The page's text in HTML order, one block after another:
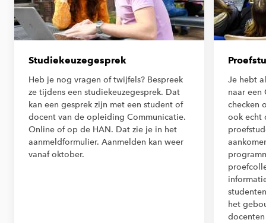
Studiekeuzegesprek
Heb je nog vragen of twijfels? Bespreek
ze tijdens een studiekeuzegesprek. Dat
kan een gesprek zijn met een student of
docent van de opleiding Communicatie.
Online of op de HAN. Dat zie je in het
aanmeldformulier. Aanmelden kan weer
vanaf oktober.
Je hebt
naar een
checken
ook echt
het